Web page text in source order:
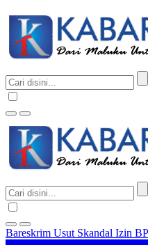
Bareskrim Usut Skandal Izin